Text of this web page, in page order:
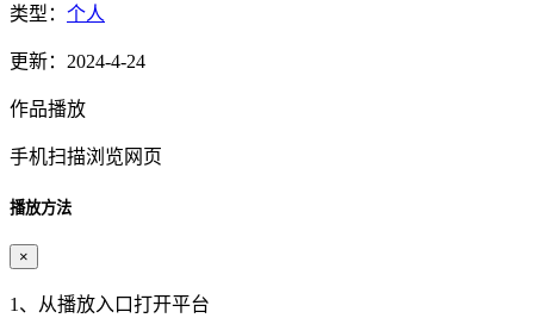
类型： 个人
更新：2024-4-24
作品播放
手机扫描浏览网页
播放方法
×
1、从播放入口打开平台